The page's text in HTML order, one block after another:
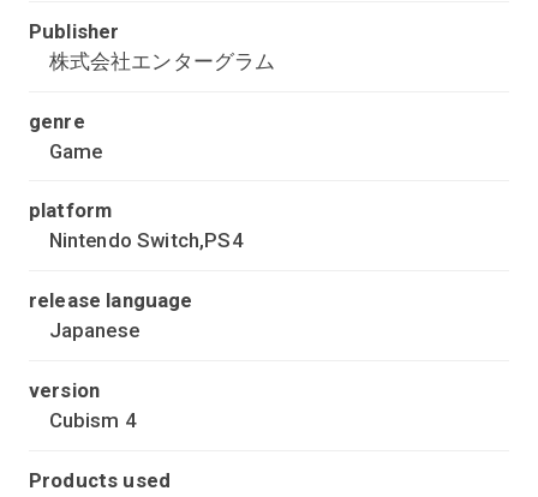
Publisher
株式会社エンターグラム
genre
Game
platform
Nintendo Switch,PS4
release language
Japanese
version
Cubism 4
Products used